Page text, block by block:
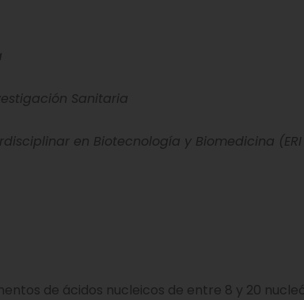
Sanitaria
en Biotecnología y Biomedicina (ERI
de ácidos nucleicos de entre 8 y 20